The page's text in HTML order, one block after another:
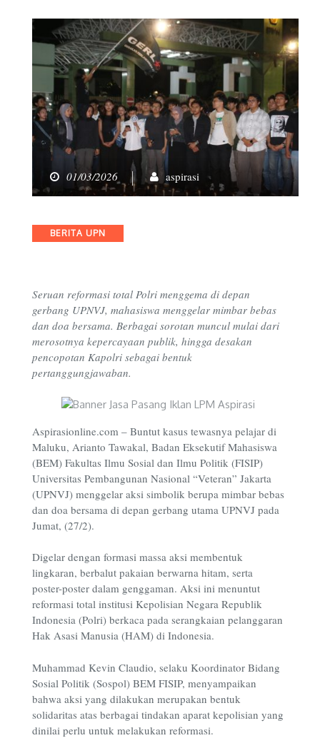
01/03/2026 aspirasi
Categories
BERITA UPN
Seruan reformasi total Polri menggema di depan
gerbang UPNVJ, mahasiswa menggelar mimbar bebas
dan doa bersama. Berbagai sorotan muncul mulai dari
merosotnya kepercayaan publik, hingga desakan
pencopotan Kapolri sebagai bentuk
pertanggungjawaban.
Aspirasionline.com – Buntut kasus tewasnya pelajar di
Maluku, Arianto Tawakal, Badan Eksekutif Mahasiswa
(BEM) Fakultas Ilmu Sosial dan Ilmu Politik (FISIP)
Universitas Pembangunan Nasional “Veteran” Jakarta
(UPNVJ) menggelar aksi simbolik berupa mimbar bebas
dan doa bersama di depan gerbang utama UPNVJ pada
Jumat, (27/2).
Digelar dengan formasi massa aksi membentuk
lingkaran, berbalut pakaian berwarna hitam, serta
poster-poster dalam genggaman. Aksi ini menuntut
reformasi total institusi Kepolisian Negara Republik
Indonesia (Polri) berkaca pada serangkaian pelanggaran
Hak Asasi Manusia (HAM) di Indonesia.
Muhammad Kevin Claudio, selaku Koordinator Bidang
Sosial Politik (Sospol) BEM FISIP, menyampaikan
bahwa aksi yang dilakukan merupakan bentuk
solidaritas atas berbagai tindakan aparat kepolisian yang
dinilai perlu untuk melakukan reformasi.